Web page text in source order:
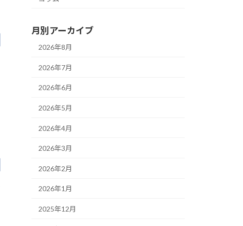
月別アーカイブ
2026年8月
2026年7月
2026年6月
2026年5月
2026年4月
2026年3月
2026年2月
2026年1月
2025年12月